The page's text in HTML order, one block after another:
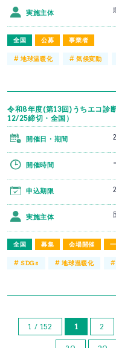
全国 公募 事業者
実施主体
#地球温暖化 # 気候変動
令和8年度(第13回)うちエコ診
12/25締切・全国）
全国 募集 会場開催
開催日・期間
開催時間
申込期限
実施主体
#SDGs #地球温暖化
1 / 152 1 2